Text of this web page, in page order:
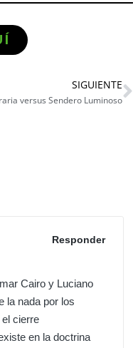
SIGUIENTE
versus Sendero Luminoso
Responder
Cairo y Luciano
la nada por los
cierre
en la doctrina